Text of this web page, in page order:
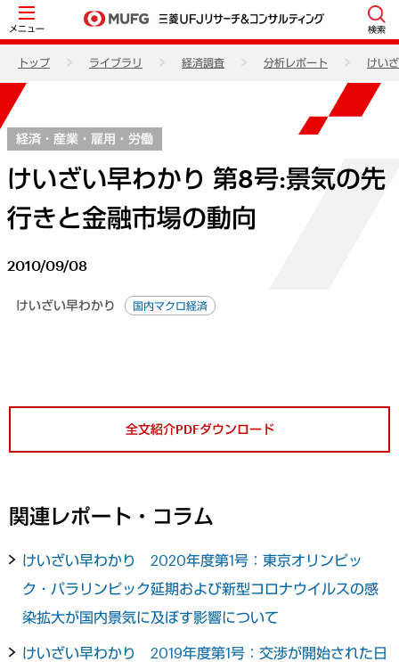
メニュー 検索
トップ ライブラリ 経済調査 分析レポート けい
経済・産業・雇用・労働
けいざい早わかり 第8号:景気の先
行きと金融市場の動向
2010/09/08
けいざい早わかり 国内マクロ経済
全文紹介PDFダウンロード
関連レポート・コラム
けいざい早わかり 2020年度第1号：東京オリンピッ
ク・パラリンピック延期および新型コロナウイルスの感
染拡大が国内景気に及ぼす影響について
けいざい早わかり 2019年度第1号：交渉が開始された日